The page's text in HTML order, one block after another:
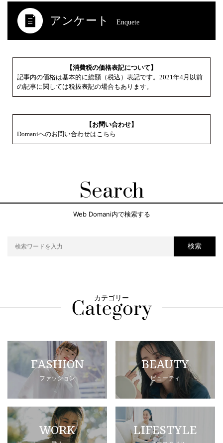
アンケート Enquete
【消費税の価格表記について】
記事内の価格は基本的に総額（税込）表記です。2021年4月以前
の記事に関しては税抜表記の場合もあります。
【お問い合わせ】
Domaniへのお問い合わせはこちら
Search
Web Domani内で検索する
検索
カテゴリー
FASHION
ファッション
BEAUTY
ビューティ
WORK LIFESTYLE